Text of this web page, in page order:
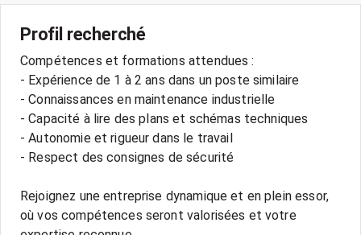
Profil recherché
Compétences et formations attendues :
- Expérience de 1 à 2 ans dans un poste similaire
- Connaissances en maintenance industrielle
- Capacité à lire des plans et schémas techniques
- Autonomie et rigueur dans le travail
- Respect des consignes de sécurité
Rejoignez une entreprise dynamique et en plein essor,
où vos compétences seront valorisées et votre